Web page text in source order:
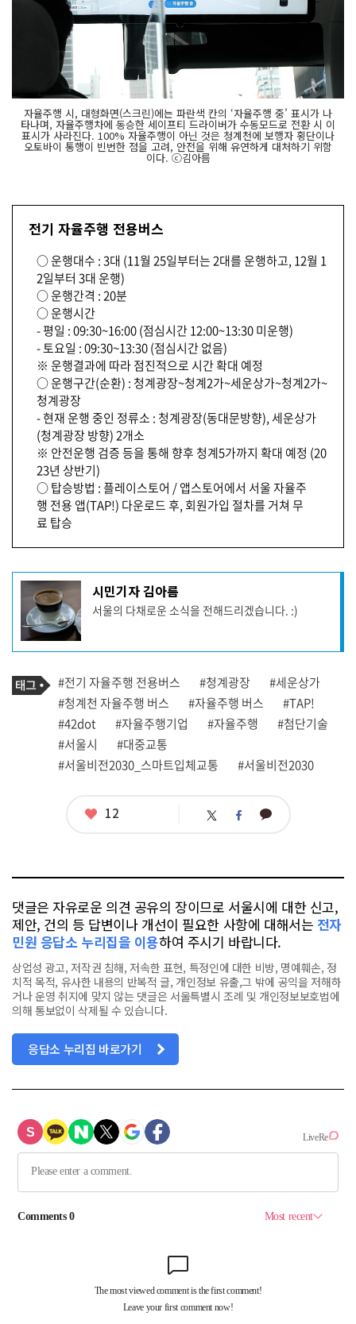
자율주행 시, 대형화면(스크린)에는 파란색 칸의 ‘자율주행 중’ 표시가 나
타나며, 자율주행차에 동승한 세이프티 드라이버가 수동모드로 전환 시 이
표시가 사라진다. 100% 자율주행이 아닌 것은 청계천에 보행자 횡단이나
오토바이 통행이 빈번한 점을 고려, 안전을 위해 유연하게 대처하기 위함
이다. ⓒ김아름
전기 자율주행 전용버스
○ 운행대수 : 3대 (11월 25일부터는 2대를 운행하고, 12월 1
2일부터 3대 운행)
○ 운행간격 : 20분
○ 운행시간
- 평일 : 09:30~16:00 (점심시간 12:00~13:30 미운행)
- 토요일 : 09:30~13:30 (점심시간 없음)
※ 운행결과에 따라 점진적으로 시간 확대 예정
○ 운행구간(순환) : 청계광장~청계2가~세운상가~청계2가~
청계광장
- 현재 운행 중인 정류소 : 청계광장(동대문방향), 세운상가
(청계광장 방향) 2개소
※ 안전운행 검증 등을 통해 향후 청계5가까지 확대 예정 (20
23년 상반기)
○ 탑승방법 : 플레이스토어 / 앱스토어에서 서울 자율주
행 전용 앱(TAP!) 다운로드 후, 회원가입 절차를 거쳐 무
료 탑승
기
사
작
성
자
프
필
시민기자 김아름
서울의 다채로운 소식을 전해드리겠습니다. :)
기
사
관
련
태
그
태
그
#전기 자율주행 전용버스 #청계광장
#세운상가
#청계천 자율주행 버스
#자율주행 버스
#TAP!
#42dot
#자율주행기업 #자율주행
#첨단기술
#서울시
#대중교통
#서울비전2030_스마트입체교통
#서울비전2030
좋
12 트 페 카
댓글은 자유로운 의견 공유의 장이므로 서울시에 대한 신고,
제안, 건의 등 답변이나 개선이 필요한 사항에 대해서는 전자
민원 응답소 누리집을 이용하여 주시기 바랍니다.
상업성 광고, 저작권 침해, 저속한 표현, 특정인에 대한 비방, 명예훼손, 정
치적 목적, 유사한 내용의 반복적 글, 개인정보 유출,그 밖에 공익을 저해하
거나 운영 취지에 맞지 않는 댓글은 서울특별시 조례 및 개인정보보호법에
의해 통보없이 삭제될 수 있습니다.
응답소 누리집 바로가기